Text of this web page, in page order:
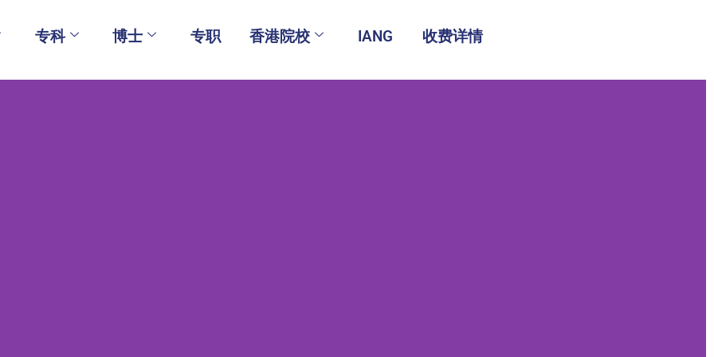
专科 博士 专职 香港院校 IANG 收费详情